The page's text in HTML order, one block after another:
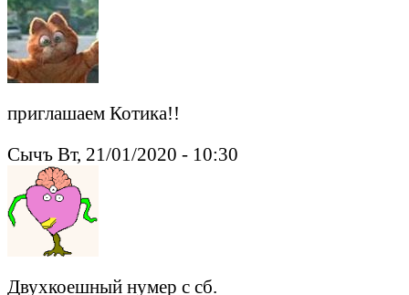
приглашаем Котика!!
Сычъ Вт, 21/01/2020 - 10:30
Двухкоешный нумер с сб.